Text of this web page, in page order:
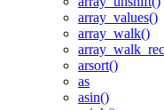
array_values()
array_walk()
arsort()
as
asin()